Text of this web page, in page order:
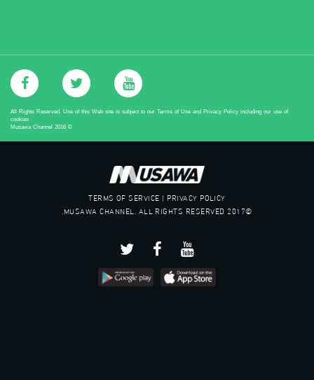
All Rights Reserved. Use of this Web site is subject to our Terms of Use and Privacy Policy including our use of
cookies
©
2016
TERMS OF SERVICE | PRIVACY POLICY
©2017 MUSAWA CHANNEL. ALL RIGHTS RESERVED.